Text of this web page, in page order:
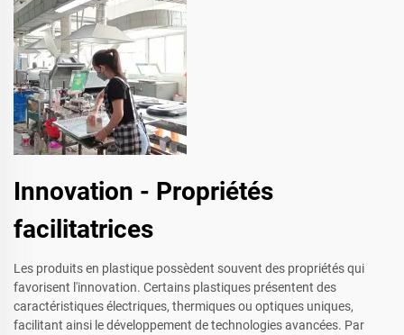
Innovation - Propriétés
facilitatrices
Les produits en plastique possèdent souvent des propriétés qui
favorisent l'innovation. Certains plastiques présentent des
caractéristiques électriques, thermiques ou optiques uniques,
facilitant ainsi le développement de technologies avancées. Par